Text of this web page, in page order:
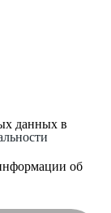
данных в
об